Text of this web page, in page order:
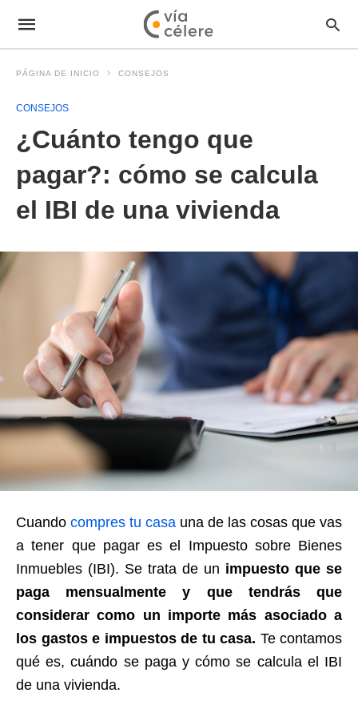
PÁGINA DE INICIO CONSEJOS
CONSEJOS
¿Cuánto tengo que
pagar?: cómo se calcula
el IBI de una vivienda
Cuando compres tu casa una de las cosas que vas
a tener que pagar es el Impuesto sobre Bienes
Inmuebles (IBI). Se trata de un impuesto que se
paga mensualmente y que tendrás que
considerar como un importe más asociado a
los gastos e impuestos de tu casa. Te contamos
qué es, cuándo se paga y cómo se calcula el IBI
de una vivienda.